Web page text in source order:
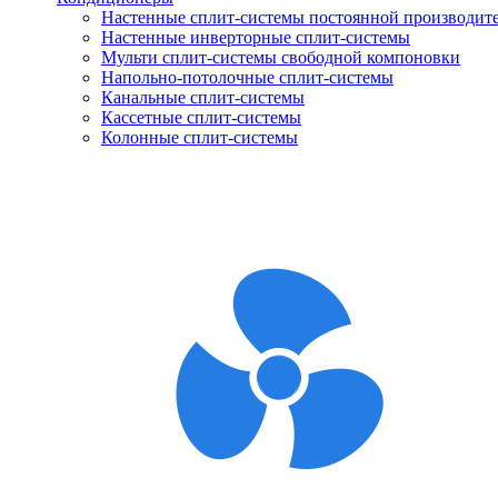
Настенные сплит-системы постоянной
Настенные инверторные сплит-системы
Мульти сплит-системы свободной компоновки
Напольно-потолочные сплит-системы
Канальные сплит-системы
Кассетные сплит-системы
Колонные сплит-системы